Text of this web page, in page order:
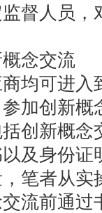
督人员，
念交流
可进入
加创新概
创新概念
及身份证
笔者从实
流前通过